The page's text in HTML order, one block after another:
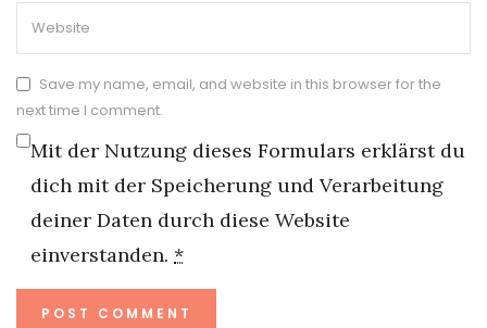
Save my name, email, and website in this browser for the
next time I comment.
Mit der Nutzung dieses Formulars erklärst du
dich mit der Speicherung und Verarbeitung
deiner Daten durch diese Website
einverstanden. *